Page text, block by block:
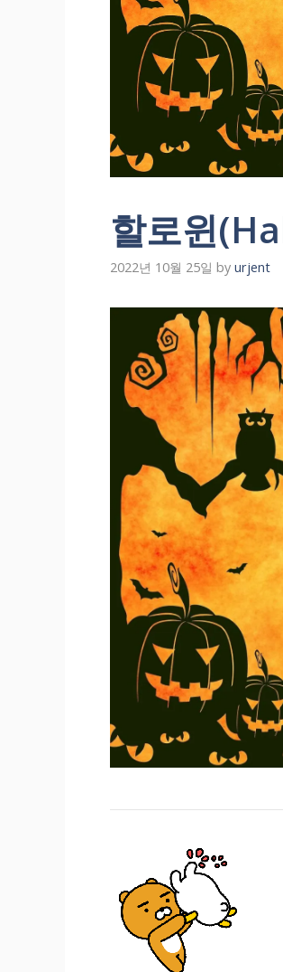
할로윈
2022년 10월 25일 by urjent